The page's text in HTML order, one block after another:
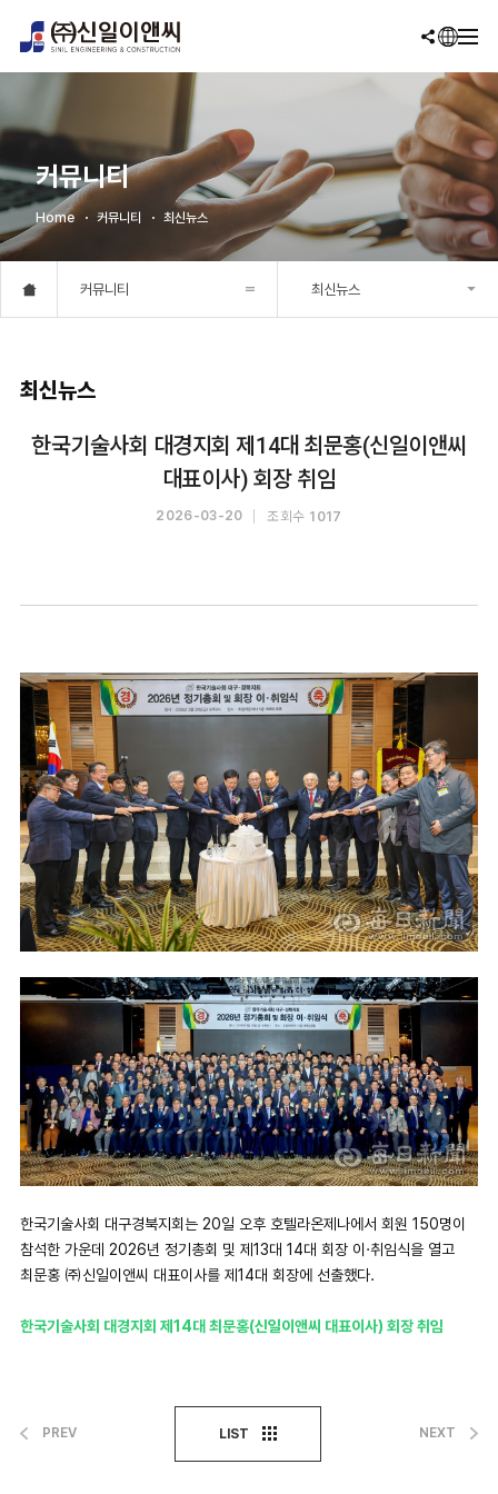
커뮤니티
Home 커뮤니티 최신뉴스
커뮤니티 최신뉴스
최신뉴스
한국기술사회 대경지회 제14대 최문홍(신일이앤씨
대표이사) 회장 취임
2026-03-20 조회수 1017
한국기술사회 대구경북지회는 20일 오후 호텔라온제나에서 회원 150명이
참석한 가운데 2026년 정기총회 및 제13대 14대 회장 이·취임식을 열고
최문홍 ㈜신일이앤씨 대표이사를 제14대 회장에 선출했다.
한국기술사회 대경지회 제14대 최문홍(신일이앤씨 대표이사) 회장 취임
PREV LIST NEXT